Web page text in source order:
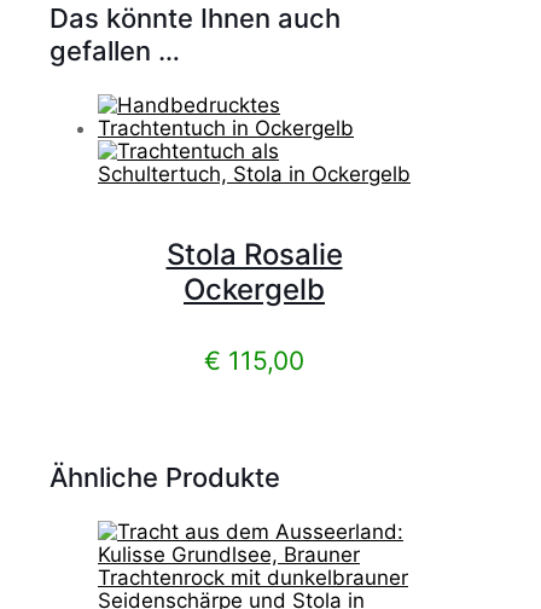
Das könnte Ihnen auch
gefallen …
Stola Rosalie
Ockergelb
€ 115,00
Ähnliche Produkte